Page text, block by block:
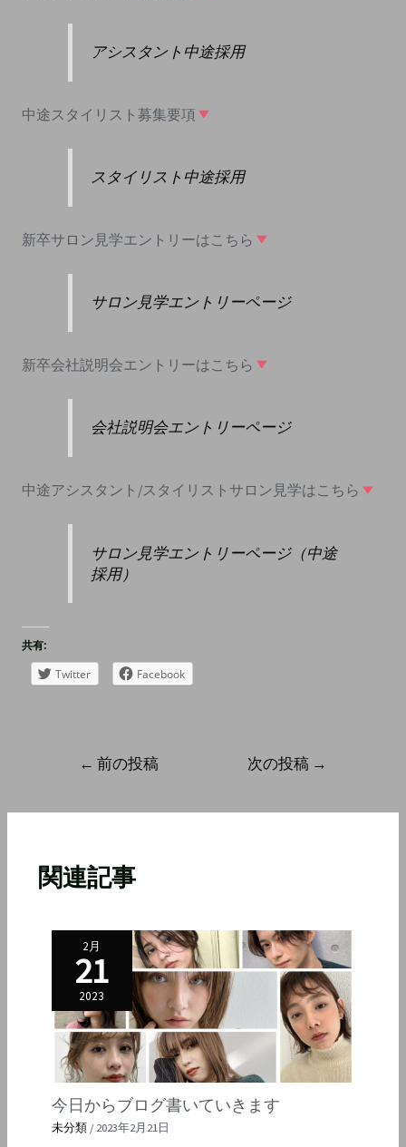
アシスタント中途採用
中途スタイリスト募集要項
スタイリスト中途採用
新卒サロン見学エントリーはこちら
サロン見学エントリーページ
新卒会社説明会エントリーはこちら
会社説明会エントリーページ
中途アシスタント/スタイリストサロン見学はこちら
サロン見学エントリーページ（中途
採用）
共有:
Twitter Facebook
← 前の投稿 次の投稿 →
関連記事
2月
21
2023
今日からブログ書いていきます
未分類 / 2023年2月21日